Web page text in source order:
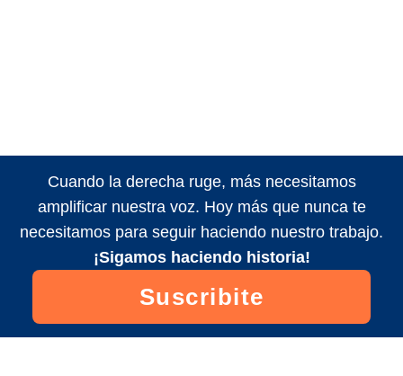
Cuando la derecha ruge, más necesitamos
amplificar nuestra voz. Hoy más que nunca te
necesitamos para seguir haciendo nuestro trabajo.
¡Sigamos haciendo historia!
Suscribite